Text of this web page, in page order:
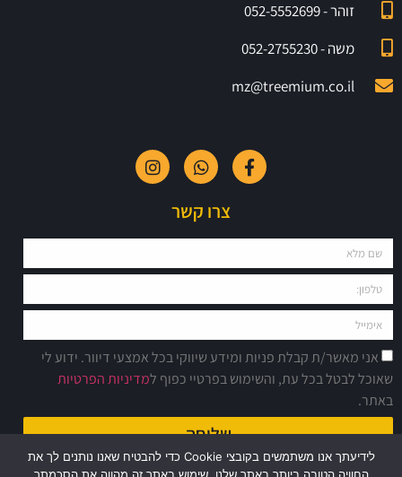
זוהר - 052-5552699
משה - 052-2755230
mz@treemium.co.il
צרו קשר
אני מאשר/ת קבלת פניות ומידע שיווקי בכל אמצעי דיוור. ידוע לי
שאוכל לבטל בכל עת, והשימוש בפרטיי כפוף למדיניות הפרטיות
באתר.
שליחה
לידיעתך אנו משתמשים בקובצי Cookie כדי להבטיח שאנו נותנים לך את